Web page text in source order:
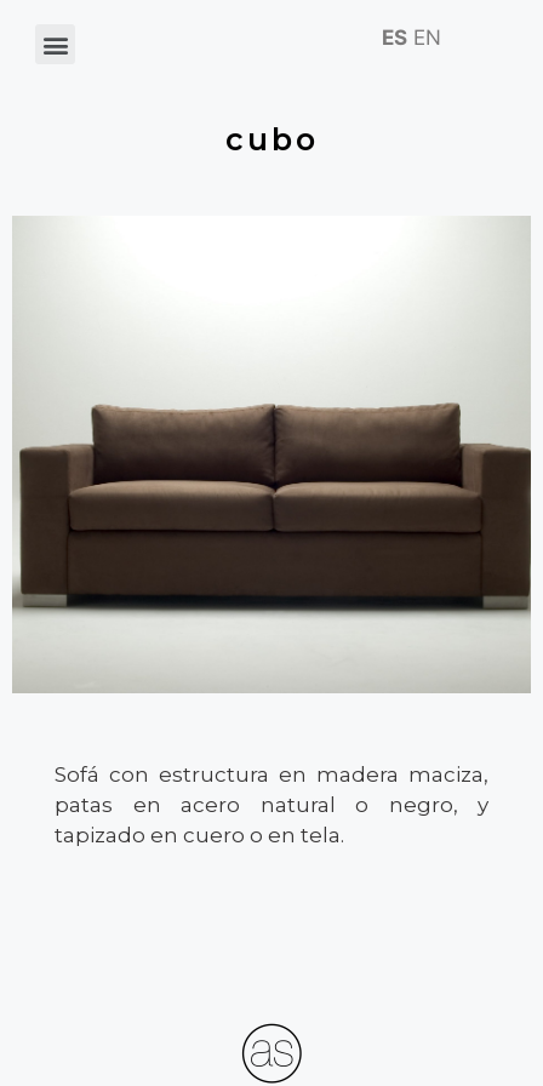
ES EN
cubo
Sofá con estructura en madera maciza,
patas en acero natural o negro, y
tapizado en cuero o en tela.